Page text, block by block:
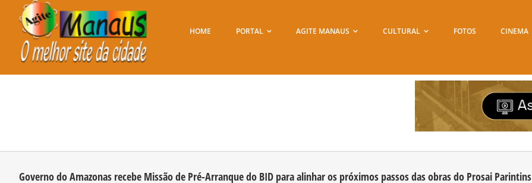
conteúdo
HOME PORTAL AGITE MANAUS CULTURAL FOTOS CINEMA
Governo do Amazonas recebe Missão de Pré-Arranque do BID para alinhar os próximos passos das obras do Prosai Parintins